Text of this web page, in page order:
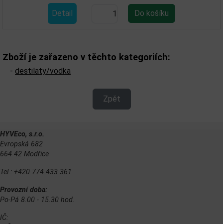
Zboží je zařazeno v těchto kategoriích:
- destilaty/vodka
Zpět
HYVEco, s.r.o.
Evropská 682
664 42 Modřice
Tel.: +420 774 433 361
Provozní doba:
Po-Pá 8.00 - 15.30 hod.
IČ: